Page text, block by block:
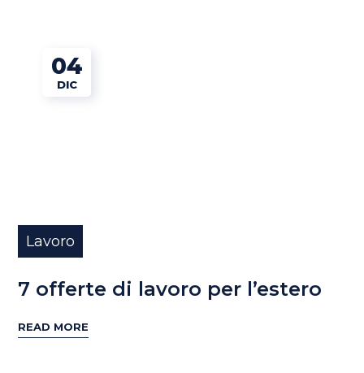
04
DIC
Lavoro
7 offerte di lavoro per l’estero
READ MORE